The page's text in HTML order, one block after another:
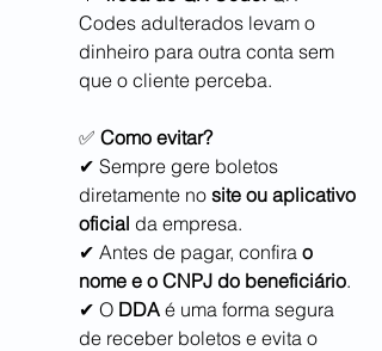
Codes adulterados levam o
dinheiro para outra conta sem
que o cliente perceba.
✅ Como evitar?
✔ Sempre gere boletos
diretamente no site ou aplicativo
oficial da empresa.
✔ Antes de pagar, confira o
nome e o CNPJ do beneficiário.
✔ O DDA é uma forma segura
de receber boletos e evita o